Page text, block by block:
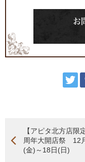
お
【アピタ北方店
周年大開店祭 12
(金)～18日(日)